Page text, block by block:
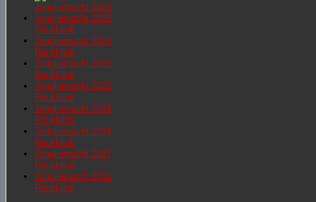
Jongliernacht 2026
Jongliernachr 2025
Rückblick
Jongliernacht 2024
Rückblick
Jongliernacht 2023
Rückblick
Jongliernacht 2022
Rückblick
Jongliernacht 2019
Rückblick
Jongliernacht 2018
Rückblick
Jongliernacht 2017
Rückblick
Jongliernacht 2016
Rückblick